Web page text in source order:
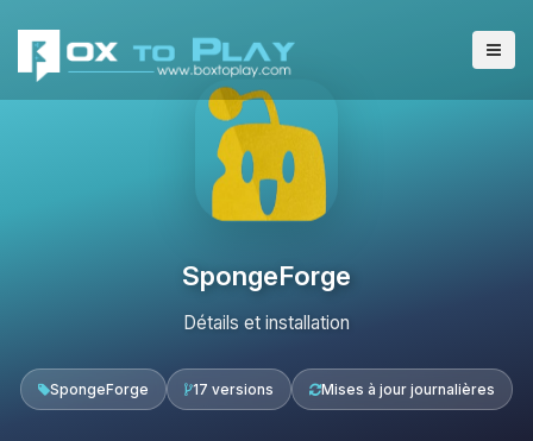
SpongeForge
Détails et installation
SpongeForge 17 versions Mises à jour journalières